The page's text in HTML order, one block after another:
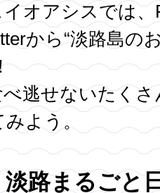
オアシスでは、
から“淡路島の
逃せないたく
よう。
淡路まるごと